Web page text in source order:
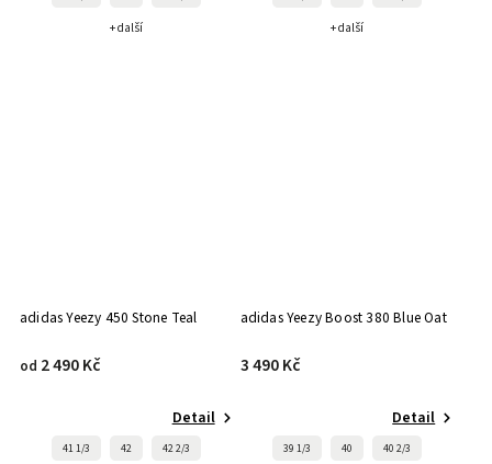
+ další + další
adidas Yeezy 450 Stone Teal
od 2 490 Kč
Detail
41 1/3 42 42 2/3
adidas Yeezy Boost 380 Blue Oat
3 490 Kč
Detail
39 1/3 40 40 2/3